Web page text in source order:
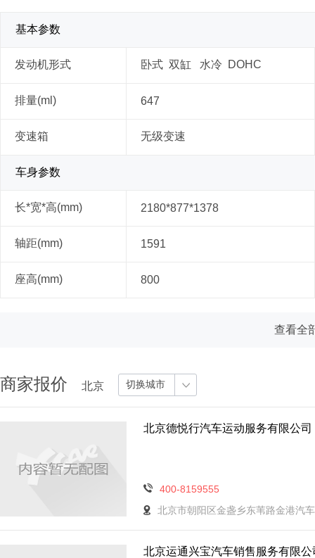
基本参数
发动机形式 卧式 双缸 水冷 DOHC
排量(ml) 647
变速箱 无级变速
车身参数
长*宽*高(mm) 2180*877*1378
轴距(mm) 1591
座高(mm) 800
查看全
商家报价 北京 切换城市
北京德悦行汽车运动服务有限公司
400-8159555
北京市朝阳区金盏乡东苇路金港汽
北京运通兴宝汽车销售服务有限公